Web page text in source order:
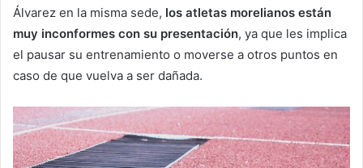
Álvarez en la misma sede, los atletas morelianos están
muy inconformes con su presentación, ya que les implica
el pausar su entrenamiento o moverse a otros puntos en
caso de que vuelva a ser dañada.